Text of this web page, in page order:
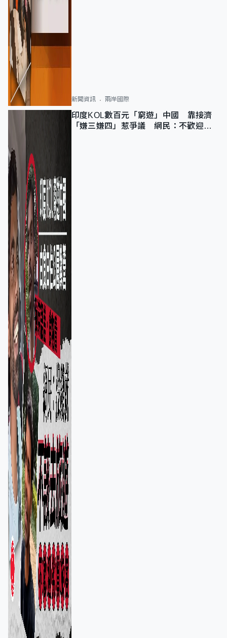
新聞資訊 兩岸國際
印度KOL數百元「窮遊」中國 靠接濟
「嫌三嫌四」惹爭議 網民：不歡迎劣